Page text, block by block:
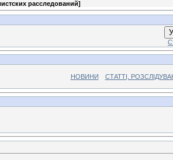
расследований]
НОВИНИ СТАТТІ,